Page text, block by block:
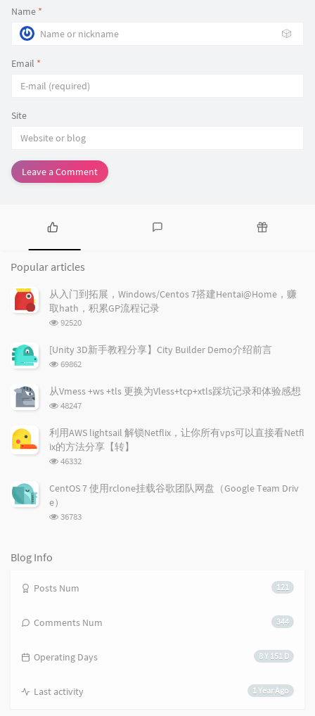
Name *
🎲
Email *
Site
Leave a Comment
P
p
u
l
a
a
r
i
c
e
s
e
s
o
e
s
r
t
c
s
Popular articles
从入门到拓展，Windows/Centos 7搭建Hentai@Home，赚
取hath，积累GP流程记录
浏
次
数:
92520
[Unity 3D新手教程分享】City Builder Demo介绍前言
浏
次
69862
从Vmess +ws +tls 更换为Vless+tcp+xtls踩坑记录和体验感想
浏
次
数:
48247
利用AWS lightsail 解锁Netflix，让你所有vps可以直接看Netfl
ix的方法分享【转】
浏
次
46332
CentOS 7 使用rclone挂载谷歌团队网盘（Google Team Driv
e）
浏
36783
Blog Info
121
Posts Num
344
Comments Num
8 Y 151 D
Operating Days
1 Year Ago
Last activity